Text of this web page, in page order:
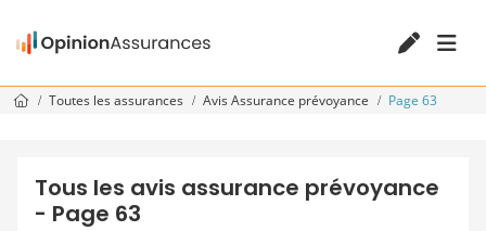
Toutes les assurances Avis Assurance prévoyance Page 63
Tous les avis assurance prévoyance
- Page 63